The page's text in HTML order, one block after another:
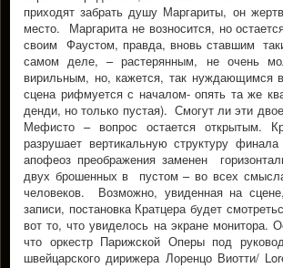
приходят забрать душу Маргариты, он
место. Маргарита не возносится, но
своим Фаустом, правда, вновь ставшим
самом деле, – растерянным, не очень
вирильным, но, кажется, так нуждающимся
сцена рифмуется с началом- опять та же
денди, но только пустая). Смогут ли эти
Мефисто – вопрос остается открытым.
разрушает вертикальную структуру
апофеоз преображения заменен
двух брошенных в пустом – во всех
человеков. Возможно, увиденная на
записи, постановка Кратцера будет
вот то, что увиделось на экране монитора.
что оркестр Парижской Оперы под
швейцарского дирижера Лоренцо Виотти/